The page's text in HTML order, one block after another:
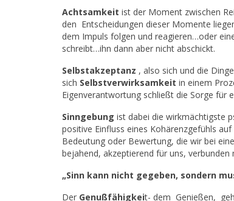
Achtsamkeit ist der Moment zwischen
den Entscheidungen dieser Momente
dem Impuls folgen und reagieren…oder
schreibt…ihn dann aber nicht abschickt.
Selbstakzeptanz , also sich und die
sich Selbstverwirksamkeit in einem
Eigenverantwortung schließt die Sorge für
Sinngebung ist dabei die wirkmächtigste
positive Einfluss eines Kohärenzgefühls
Bedeutung oder Bewertung, die wir bei
bejahend, akzeptierend für uns, verbunden
„Sinn kann nicht gegeben, sondern
Der Genußfähigkeit- dem Genießen,